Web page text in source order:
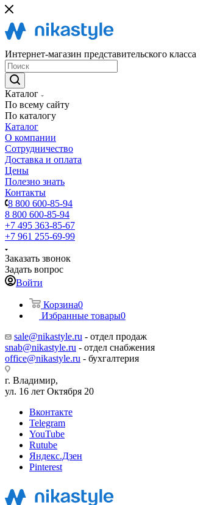
Интернет-магазин представительского класса
Каталог
По всему сайту
По каталогу
Каталог
О компании
Сотрудничество
Доставка и оплата
Цены
Полезно знать
Контакты
8 800 600-85-94
8 800 600-85-94
+7 495 363-85-67
+7 961 255-69-99
Заказать звонок
Задать вопрос
Войти
Корзина0
Избранные товары0
sale@nikastyle.ru - отдел продаж
snab@nikastyle.ru - отдел снабжения
office@nikastyle.ru - бухгалтерия
г. Владимир,
ул. 16 лет Октября 20
Вконтакте
Telegram
YouTube
Rutube
Яндекс.Дзен
Pinterest